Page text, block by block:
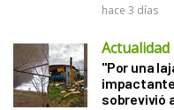
hace 3 días
Actualidad
"Por una
sobrevivió